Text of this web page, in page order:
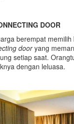
DOOR
berempat
dooryang
setiap saat.
dengan leluasa.